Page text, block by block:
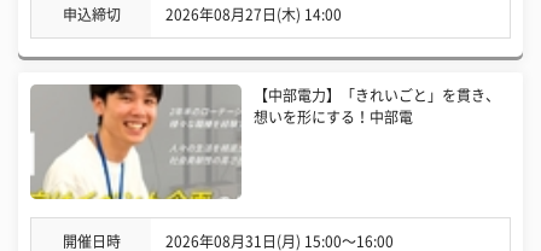
申込締切 2026年08月27日(木) 14:00
【中部電力】「きれいごと」を貫き、
想いを形にする！中部電
開催日時 2026年08月31日(月) 15:00〜16:00